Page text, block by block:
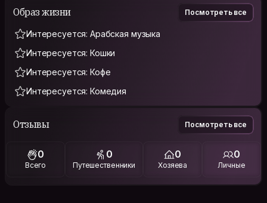
Образ жизни Посмотреть все
Интересуется: Арабская музыка
Интересуется: Кошки
Интересуется: Кофе
Интересуется: Комедия
Отзывы Посмотреть все
0
Всего
0
Путешественники
0
Хозяева
0
Личные